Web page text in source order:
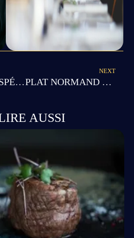
RESTAURANT SPÉCIALITÉ FRUITS DE MER : NOS PLATS À BASE DE FRUITS DE MER
NEXT
PLAT NORMAND VIANDE : SAVOUREZ NOS SPÉCIALITÉS DE VIANDE NORMANDE
AUSSI